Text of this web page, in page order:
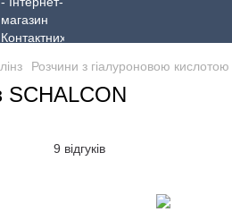
Розчини з гіалуроновою кислотою
SCHALCON
9 відгуків